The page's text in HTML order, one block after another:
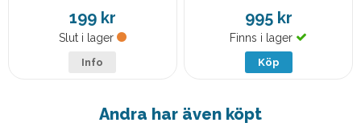
199 kr
Slut i lager
Info
995 kr
Finns i lager
Köp
Andra har även köpt